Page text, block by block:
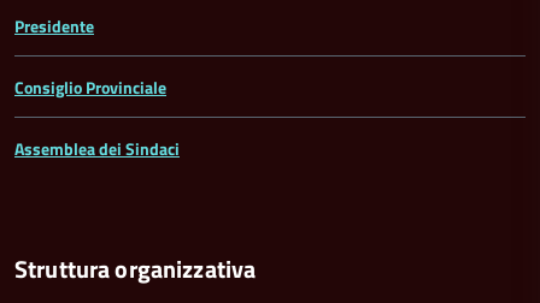
Presidente
Consiglio Provinciale
Assemblea dei Sindaci
Struttura organizzativa